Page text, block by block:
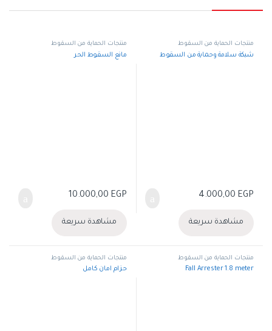
منتجات الحماية من السقوط
شبكة سلامة وحماية من السقوط
4.000,00 EGP
مشاهدة سريعة
منتجات الحماية من السقوط
مانع السقوط الحر
10.000,00 EGP
مشاهدة سريعة
منتجات الحماية من السقوط
Fall Arrester 1.8 meter
منتجات الحماية من السقوط
حزام امان كامل